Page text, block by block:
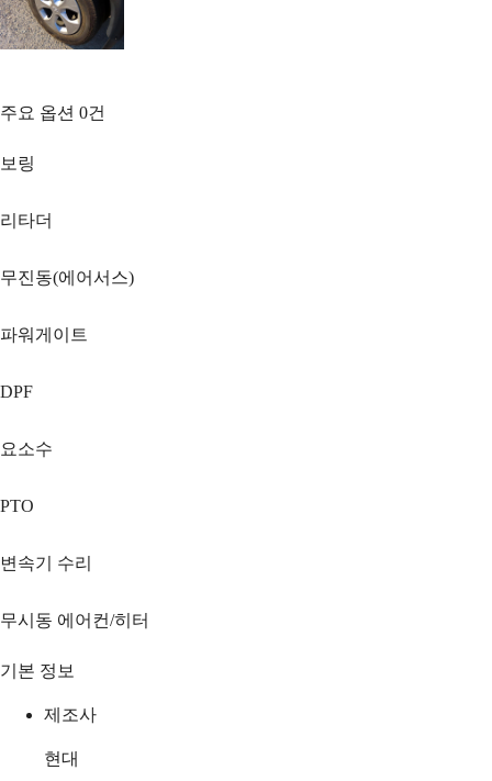
주요 옵션 0건
보링
리타더
무진동(에어서스)
파워게이트
DPF
요소수
PTO
변속기 수리
무시동 에어컨/히터
기본 정보
제조사
현대